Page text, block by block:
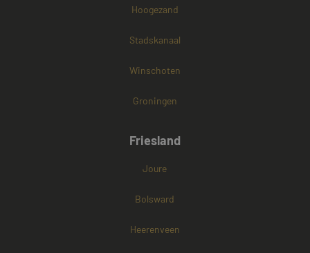
Hoogezand
Stadskanaal
Winschoten
Groningen
Friesland
Joure
Bolsward
Heerenveen